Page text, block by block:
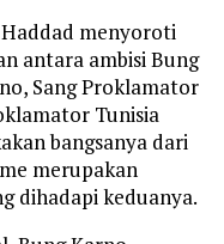
Haddad menyoroti
antara ambisi Bung
Sang Proklamator
Tunisia
bangsanya dari
merupakan
dihadapi keduanya.